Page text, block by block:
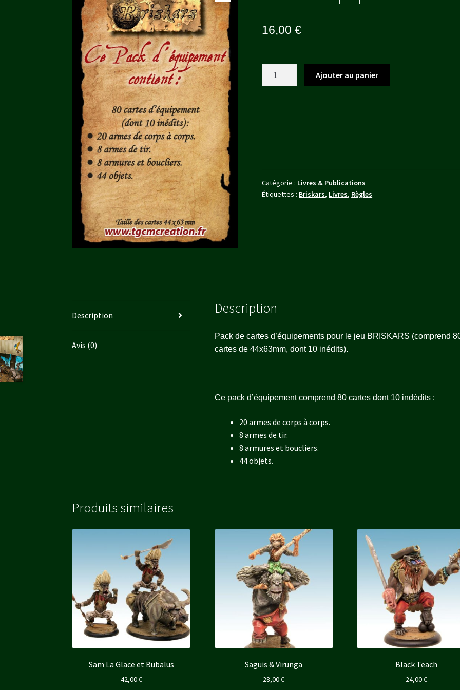
16,00€
Ajouter au panier
Catégorie : Livres & Publications
Étiquettes : Briskars, Livres, Règles
Description
Avis (0)
Description
Pack de cartes d’équipements pour le jeu BRISKARS (comprend
cartes de 44x63mm, dont 10 inédits).
Ce pack d’équipement comprend 80 cartes dont 10 indédits :
20 armes de corps à corps.
8 armes de tir.
8 armures et boucliers.
44 objets.
Produits similaires
Sam La Glace et Bubalus
42,00€
Saguis & Virunga
28,00€
Black Teach
24,00€